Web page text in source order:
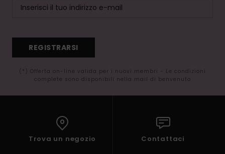
REGISTRARSI
(*) Offerta on-line valida per i nuovi membri - Le condizioni
complete sono disponibili nella mail di benvenuto
Trova un negozio Contattaci